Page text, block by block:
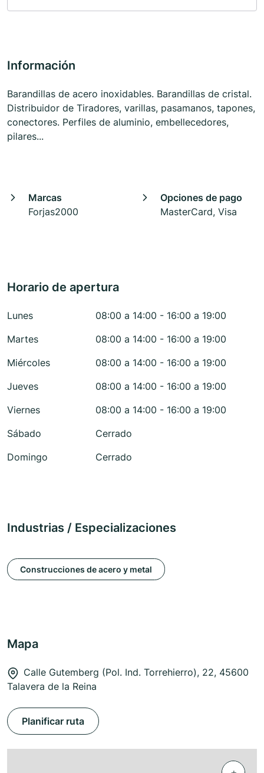
Información
Barandillas de acero inoxidables. Barandillas de cristal.
Distribuidor de Tiradores, varillas, pasamanos, tapones,
conectores. Perfiles de aluminio, embellecedores,
pilares...
Marcas
Forjas2000
Opciones de pago
MasterCard, Visa
Horario de apertura
Lunes
08:00 a 14:00 - 16:00 a 19:00
Martes
08:00 a 14:00 - 16:00 a 19:00
Miércoles
08:00 a 14:00 - 16:00 a 19:00
Jueves
08:00 a 14:00 - 16:00 a 19:00
Viernes
08:00 a 14:00 - 16:00 a 19:00
Sábado
Cerrado
Domingo
Cerrado
Industrias / Especializaciones
Construcciones de acero y metal
Mapa
Calle Gutemberg (Pol. Ind. Torrehierro), 22, 45600
Talavera de la Reina
Planificar ruta